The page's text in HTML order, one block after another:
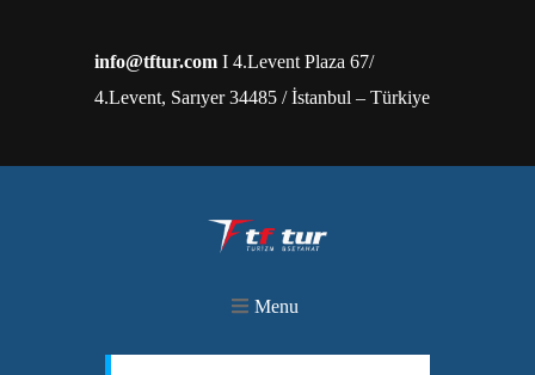
info@tftur.com I 4.Levent Plaza 67/
4.Levent, Sarıyer 34485 / İstanbul – Türkiye
Menu